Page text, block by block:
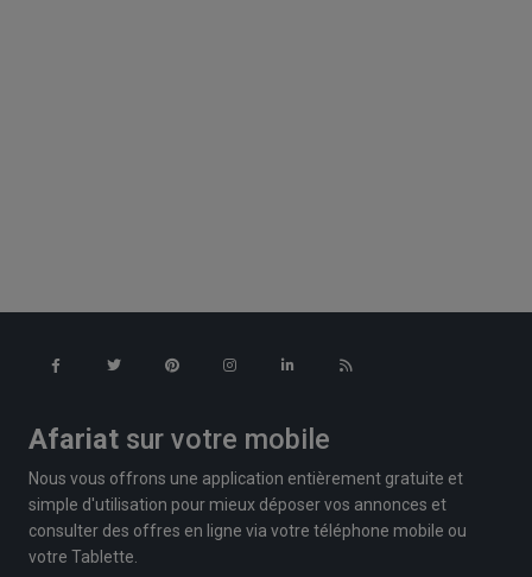
Afariat sur votre mobile
Nous vous offrons une application entièrement gratuite et
simple d'utilisation pour mieux déposer vos annonces et
consulter des offres en ligne via votre téléphone mobile ou
votre Tablette.